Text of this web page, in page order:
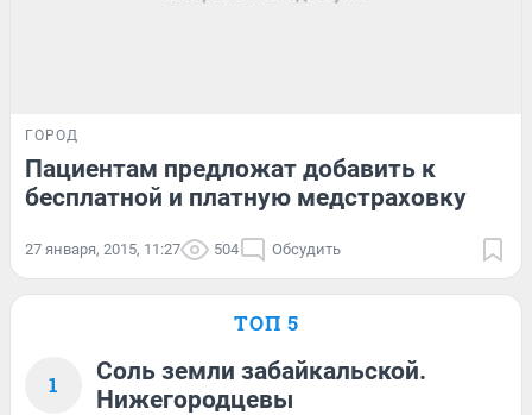
ГОРОД
Пациентам предложат добавить к
бесплатной и платную медстраховку
27 января, 2015, 11:27 504 Обсудить
ТОП 5
1
Соль земли забайкальской.
Нижегородцевы